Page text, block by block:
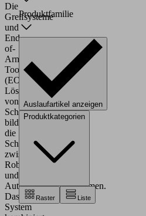
Die
Greifsysteme
und
End-
of-
Arm
Tooling
(EOAT)
Lösungen
von
Schmalz
bilden
die
Schnittstelle
zwischen
Robotern
und
Automatisierungssystemen.
Das
System
Produktfamilie
Auslaufartikel anzeigen
Produktkategorien
Raster Liste